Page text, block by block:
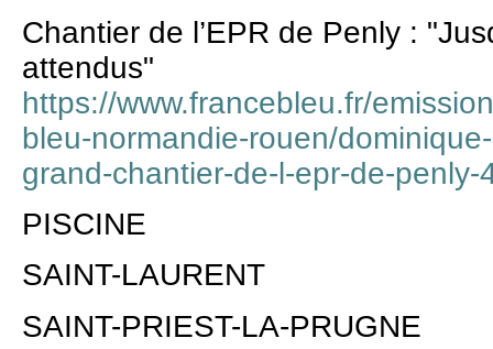
Chantier de l’EPR de Penly :
attendus"
https://www.francebleu.fr/
bleu-normandie-rouen/
grand-chantier-de-l-epr-de-penly-
PISCINE
SAINT-LAURENT
SAINT-PRIEST-LA-PRUGNE